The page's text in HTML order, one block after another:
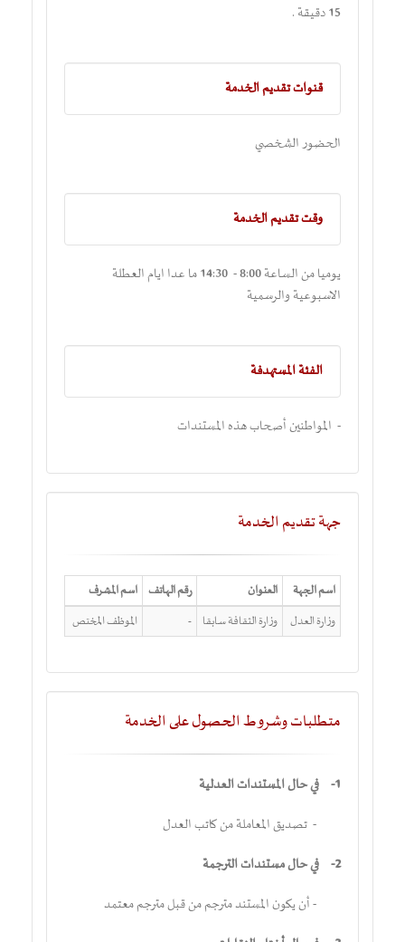
قنوات تقديم الخدمة
الحضور الشخصي
وقت تقديم الخدمة
يوميا من الساعة 8:00 - 14:30 ما عدا ايام العطلة
الاسبوعية والرسمية
الفئة المستهدفة
- المواطنين أصحاب هذه المستندات
جهة تقديم الخدمة
اسم الجهة العنوان رقم الهاتف اسم المشرف
وزارة العدل وزارة الثقافة سابقا - الموظف المختص
متطلبات وشروط الحصول على الخدمة
في حال المستندات العدلية
- تصديق المعاملة من كاتب العدل
في حال مستندات الترجمة
- أن يكون المستند مترجم من قبل مترجم معتمد